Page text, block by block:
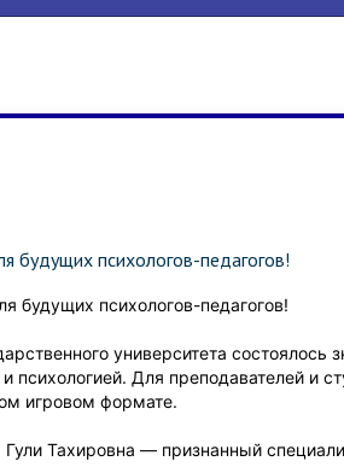
будущих психологов-педагогов!
будущих психологов-педагогов!
университета
психологией. Для преподавателей и
игровом формате.
Тахировна — признанный